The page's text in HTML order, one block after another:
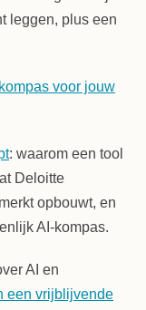
leggen, plus een
voor jouw
: waarom een tool
Deloitte
opbouwt, en
AI-kompas.
AI en
een vrijblijvende